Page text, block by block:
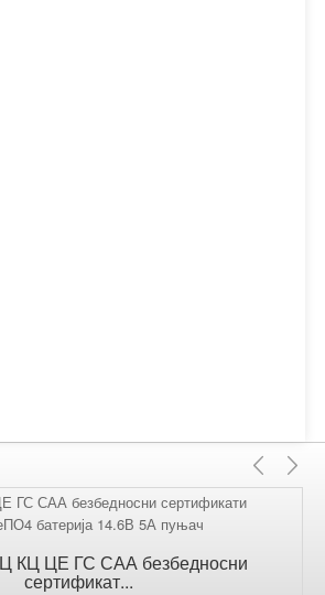
КЦ ЦЕ ГС САА безбедносни
сертификат...